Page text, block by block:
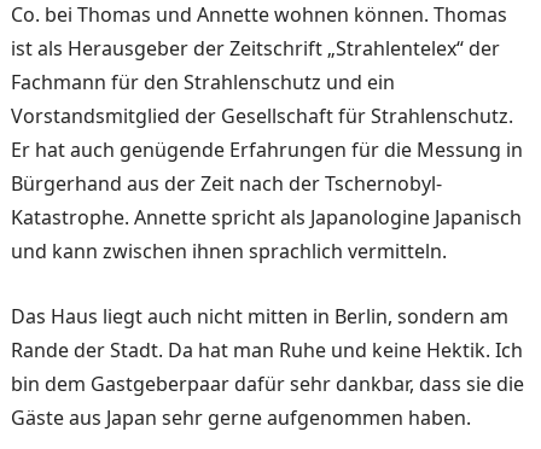
Co. bei Thomas und Annette wohnen können. Thomas
ist als Herausgeber der Zeitschrift „Strahlentelex“ der
Fachmann für den Strahlenschutz und ein
Vorstandsmitglied der Gesellschaft für Strahlenschutz.
Er hat auch genügende Erfahrungen für die Messung in
Bürgerhand aus der Zeit nach der Tschernobyl-
Katastrophe. Annette spricht als Japanologine Japanisch
und kann zwischen ihnen sprachlich vermitteln.
Das Haus liegt auch nicht mitten in Berlin, sondern am
Rande der Stadt. Da hat man Ruhe und keine Hektik. Ich
bin dem Gastgeberpaar dafür sehr dankbar, dass sie die
Gäste aus Japan sehr gerne aufgenommen haben.